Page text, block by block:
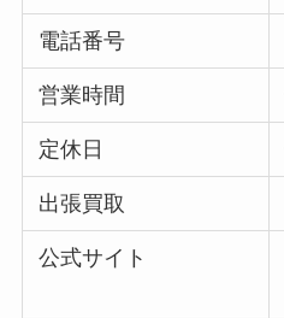
電話番号
営業時間
定休日
出張買取
公式サイト